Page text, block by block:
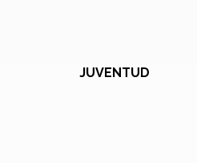
JUVENTUD